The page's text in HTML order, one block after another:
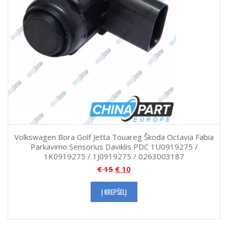
Volkswagen Bora Golf Jetta Touareg Škoda Octavia Fabia
Parkavimo Sensorius Daviklis PDC 1U0919275 /
1K0919275 / 1J0919275 / 0263003187
€15 € 10
Į KREPŠELĮ